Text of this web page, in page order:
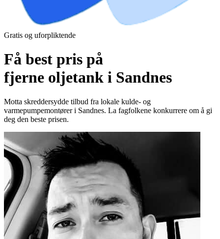
Gratis og uforpliktende
Få best pris på
fjerne oljetank i Sandnes
Motta skreddersydde tilbud fra lokale kulde- og
varmepumpemontører i Sandnes. La fagfolkene konkurrere om å gi
deg den beste prisen.